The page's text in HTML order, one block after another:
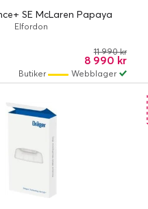
SE McLaren Papaya
Elfordon
8 990 kr
11 990 kr
Webblager
Butiker